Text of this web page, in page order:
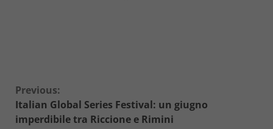
Continue
Reading
Previous:
Italian Global Series Festival: un giugno
imperdibile tra Riccione e Rimini